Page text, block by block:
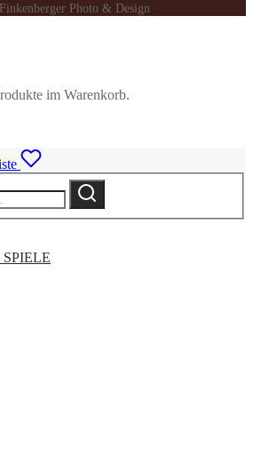
Photo & Design
im Warenkorb.
Suche